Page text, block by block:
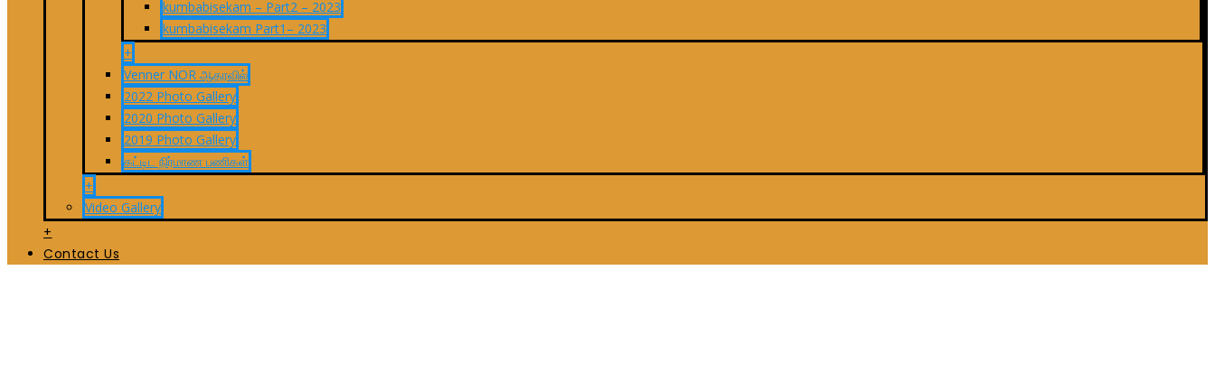
kumbabisekam – Part2 – 2023
kumbabisekam Part1– 2023
+
Venner NOR ஆதரவில்
2022 Photo Gallery
2020 Photo Gallery
2019 Photo Gallery
கட்டிட நிர்மாண பணிகள்
+
Video Gallery
+
Contact Us